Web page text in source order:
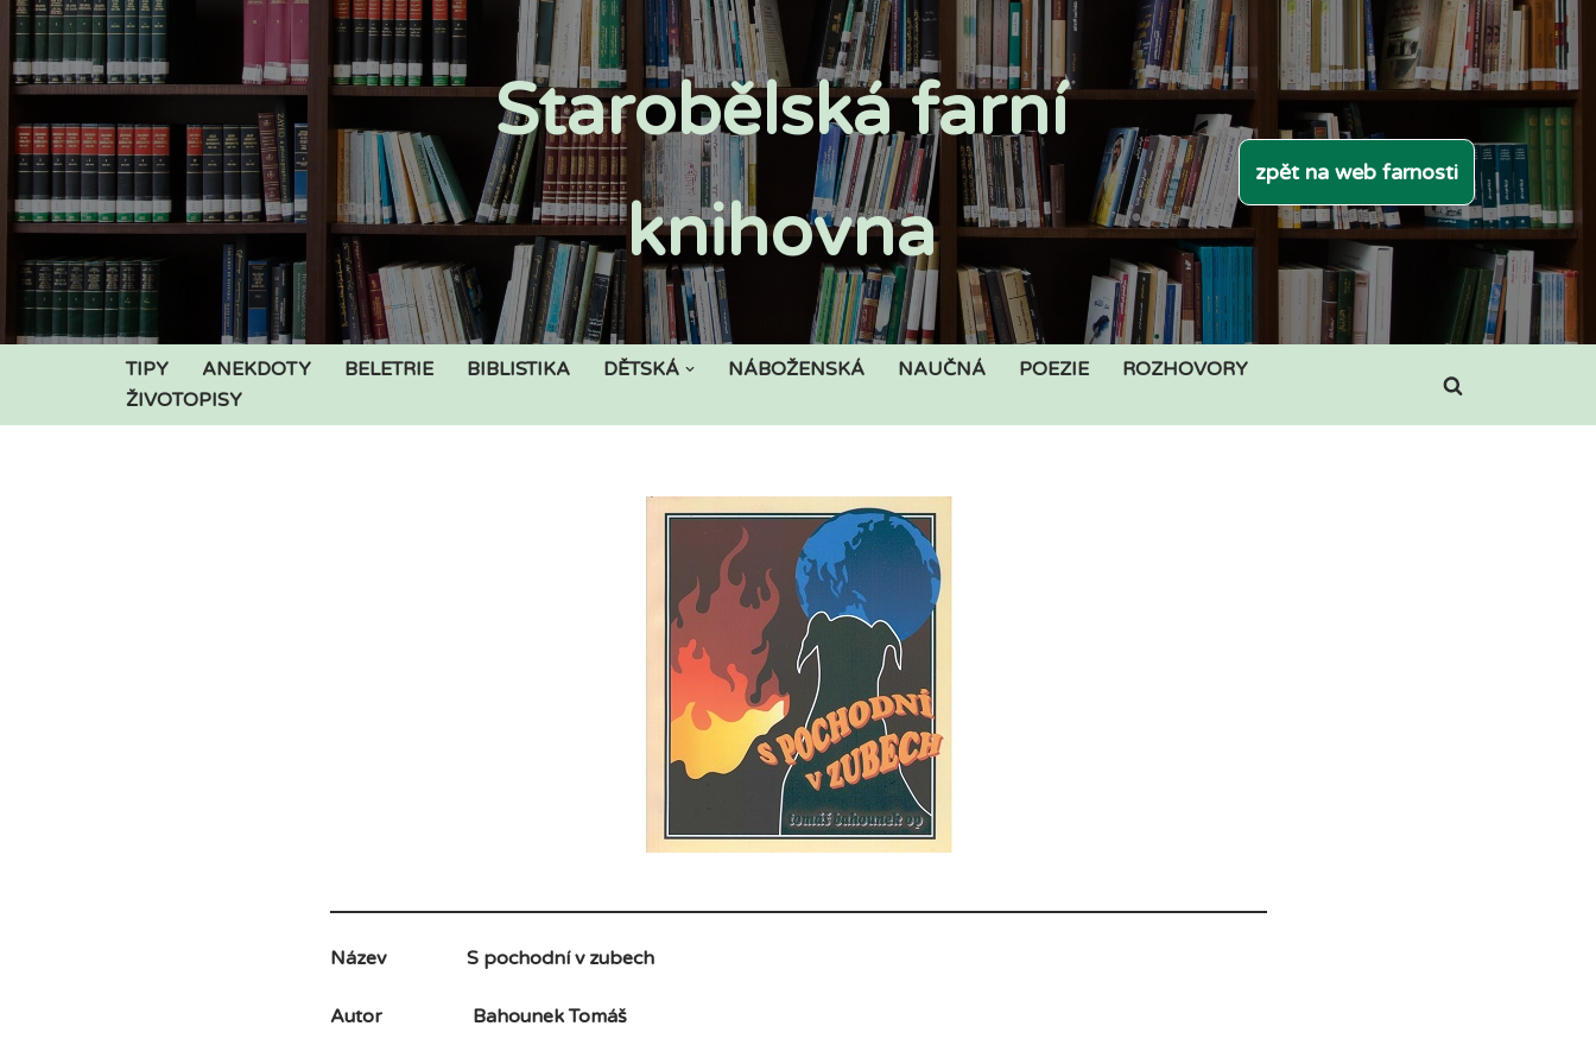
Přeskočit
na
obsah
Starobělská farní
knihovna
zpět na web farnosti
TIPY ANEKDOTY BELETRIE BIBLISTIKA DĚTSKÁ NÁBOŽENSKÁ NAUČNÁ POEZIE
ROZHOVORY
ŽIVOTOPISY
Název S pochodní v zubech
Autor Bahounek Tomáš